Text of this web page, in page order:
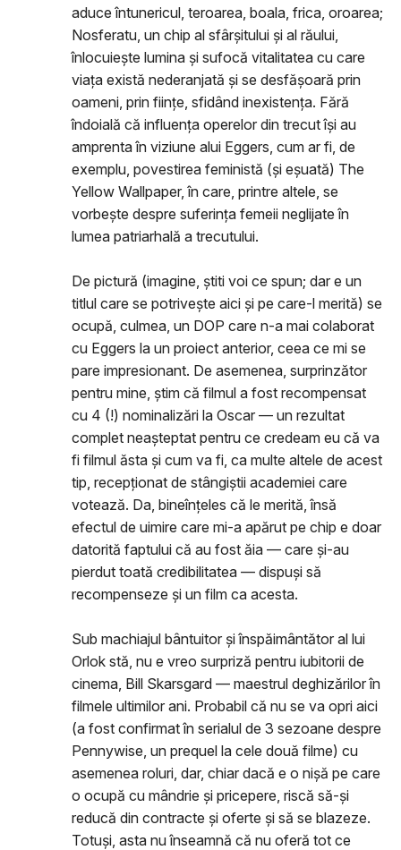
aduce întunericul, teroarea, boala, frica, oroarea;
Nosferatu, un chip al sfârșitului și al răului,
înlocuiește lumina și sufocă vitalitatea cu care
viața există nederanjată și se desfășoară prin
oameni, prin ființe, sfidând inexistența. Fără
îndoială că influența operelor din trecut își au
amprenta în viziune alui Eggers, cum ar fi, de
exemplu, povestirea feministă (și eșuată) The
Yellow Wallpaper, în care, printre altele, se
vorbește despre suferința femeii neglijate în
lumea patriarhală a trecutului.
De pictură (imagine, știti voi ce spun; dar e un
titlul care se potrivește aici și pe care-l merită) se
ocupă, culmea, un DOP care n-a mai colaborat
cu Eggers la un proiect anterior, ceea ce mi se
pare impresionant. De asemenea, surprinzător
pentru mine, știm că filmul a fost recompensat
cu 4 (!) nominalizări la Oscar — un rezultat
complet neașteptat pentru ce credeam eu că va
fi filmul ăsta și cum va fi, ca multe altele de acest
tip, recepționat de stângiștii academiei care
votează. Da, bineînțeles că le merită, însă
efectul de uimire care mi-a apărut pe chip e doar
datorită faptului că au fost ăia — care și-au
pierdut toată credibilitatea — dispuși să
recompenseze și un film ca acesta.
Sub machiajul bântuitor și înspăimântător al lui
Orlok stă, nu e vreo surpriză pentru iubitorii de
cinema, Bill Skarsgard — maestrul deghizărilor în
filmele ultimilor ani. Probabil că nu se va opri aici
(a fost confirmat în serialul de 3 sezoane despre
Pennywise, un prequel la cele două filme) cu
asemenea roluri, dar, chiar dacă e o nișă pe care
o ocupă cu mândrie și pricepere, riscă să-și
reducă din contracte și oferte și să se blazeze.
Totuși, asta nu înseamnă că nu oferă tot ce